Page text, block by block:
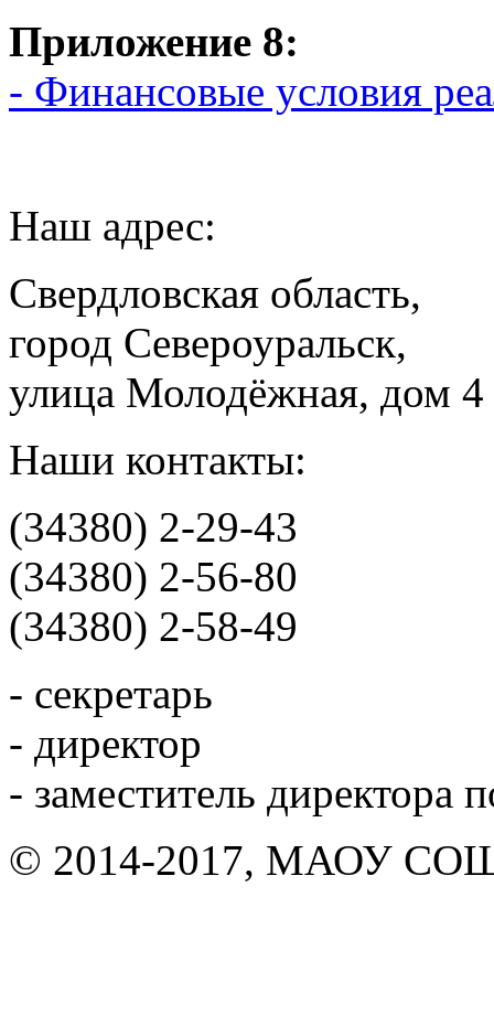
Приложение 8:
- Финансовые условия
Наш адрес:
Свердловская область,
город Североуральск,
улица Молодёжная, дом 4
Наши контакты:
(34380) 2-29-43
(34380) 2-56-80
(34380) 2-58-49
- секретарь
- директор
- заместитель директора
© 2014-2017, МАОУ СОШ